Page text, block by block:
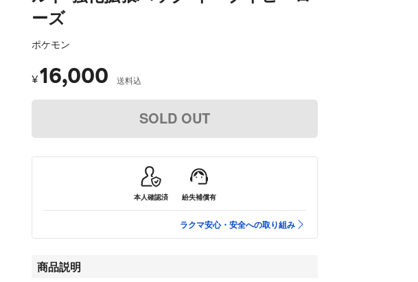
ーズ
ポケモン
¥16,000 送料込
SOLD OUT
本人確認済 紛失補償有
ラクマ安心・安全への取り組み
商品説明